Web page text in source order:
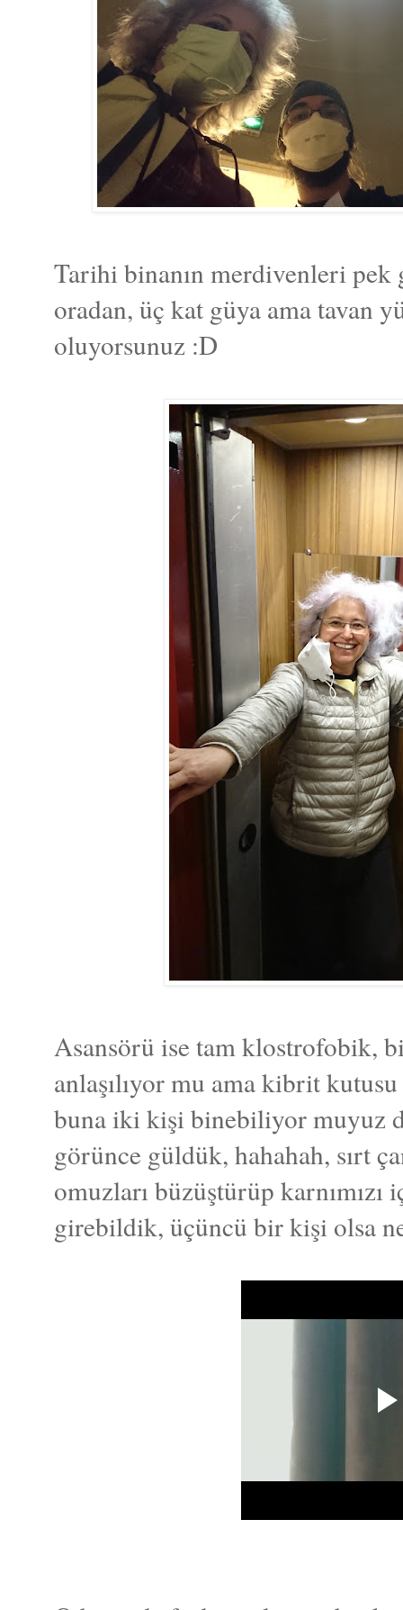
Tarihi binanın merdivenleri pek
oradan, üç kat güya ama tavan
oluyorsunuz :D
Asansörü ise tam klostrofobik,
anlaşılıyor mu ama kibrit
buna iki kişi binebiliyor muyuz
görünce güldük, hahahah, sırt
omuzları büzüştürüp
girebildik, üçüncü bir kişi olsa